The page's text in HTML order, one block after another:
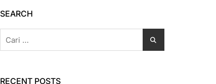
SEARCH
untuk:
RECENT POSTS